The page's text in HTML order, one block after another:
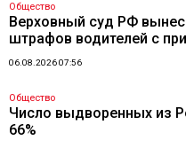
Общество
Верховный суд РФ
штрафов водителей с
06.08.2026 07:56
Общество
Число выдворенных из
66%